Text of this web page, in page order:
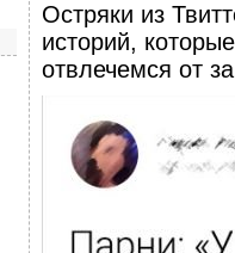
Остряки из
историй,
отвлечемся от